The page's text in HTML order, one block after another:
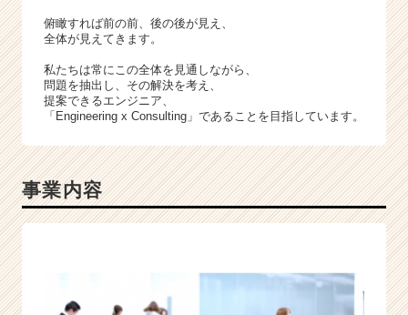
e
e
r）
俯瞰すれば前の前、後の後が見え、
全体が見えてきます。
私たちは常にこの全体を見通しながら、
問題を抽出し、その解決を考え、
提案できるエンジニア、
「Engineering x Consulting」であることを目指しています。
事業内容